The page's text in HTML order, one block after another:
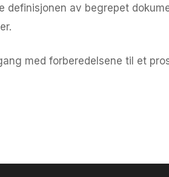
definisjonen av begrepet
med forberedelsene til et